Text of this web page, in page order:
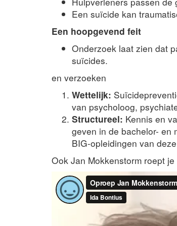
Een suïcide kan
Een hoopgevend feit
Onderzoek laat zien dat
suïcides.
en verzoeken
Wettelijk:
van psycholoog,
Structureel: Kennis en
geven in de bachelor- en
BIG-opleidingen van
Ook Jan Mokkenstorm roept